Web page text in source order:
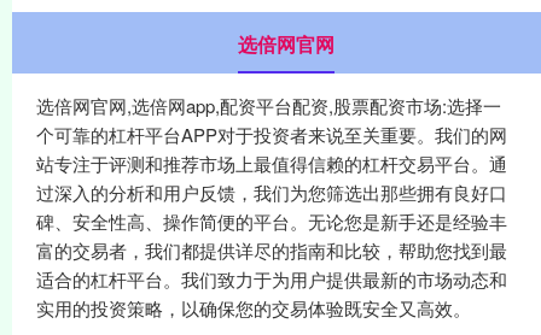
选倍网官网
选倍网官网,选倍网app,配资平台配资,股票配资市场:选择一
个可靠的杠杆平台APP对于投资者来说至关重要。我们的网
站专注于评测和推荐市场上最值得信赖的杠杆交易平台。通
过深入的分析和用户反馈，我们为您筛选出那些拥有良好口
碑、安全性高、操作简便的平台。无论您是新手还是经验丰
富的交易者，我们都提供详尽的指南和比较，帮助您找到最
适合的杠杆平台。我们致力于为用户提供最新的市场动态和
实用的投资策略，以确保您的交易体验既安全又高效。